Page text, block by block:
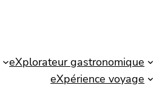
eXplorateur gastronomique
eXpérience voyage